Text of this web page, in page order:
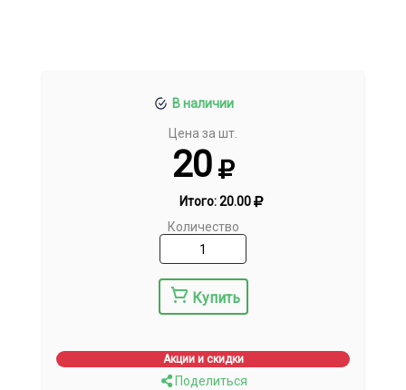
В наличии
Цена за шт.
20
Итого:20.00
Количество
Купить
Акции и скидки
Поделиться